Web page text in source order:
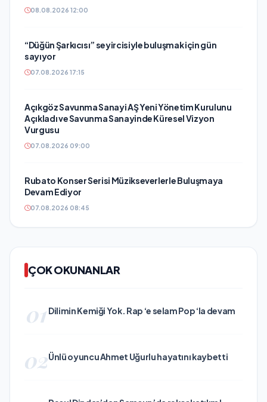
08.08.2026 12:00
“Düğün Şarkıcısı” seyircisiyle buluşmak için gün
sayıyor
07.08.2026 17:15
Açıkgöz Savunma Sanayi AŞ Yeni Yönetim Kurulunu
Açıkladı ve Savunma Sanayinde Küresel Vizyon
Vurgusu
07.08.2026 09:00
Rubato Konser Serisi Müzikseverlerle Buluşmaya
Devam Ediyor
07.08.2026 08:45
ÇOK OKUNANLAR
01 Dilimin Kemiği Yok. Rap ‘e selam Pop ‘la devam
02Ünlü oyuncu Ahmet Uğurlu hayatını kaybetti